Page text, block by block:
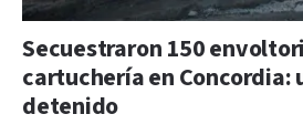
Secuestraron 150
cartuchería en Concordia:
detenido